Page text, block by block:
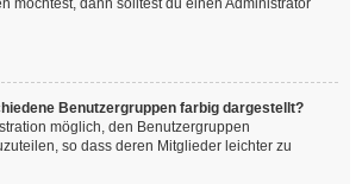
möchtest, dann solltest du einen Administrator
Benutzergruppen farbig dargestellt?
möglich, den Benutzergruppen
so dass deren Mitglieder leichter zu